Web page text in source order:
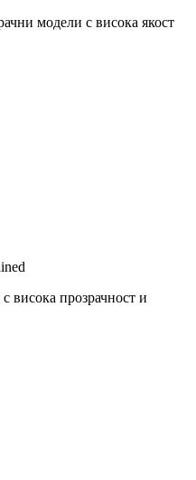
модели с висока якост
висока прозрачност и